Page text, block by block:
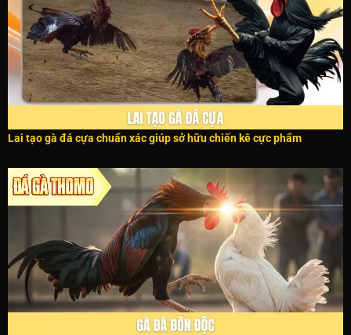
Lai tạo gà đá cựa chuẩn xác giúp sở hữu chiến kê cực phẩm